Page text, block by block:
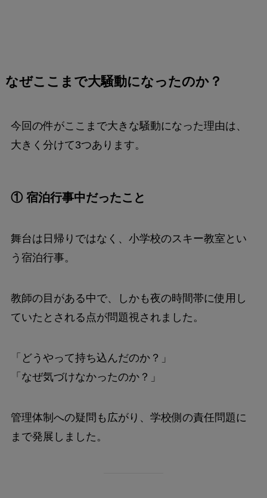
なぜここまで大騒動になったのか？
今回の件がここまで大きな騒動になった理由は、
大きく分けて3つあります。
① 宿泊行事中だったこと
舞台は日帰りではなく、小学校のスキー教室とい
う宿泊行事。
教師の目がある中で、しかも夜の時間帯に使用し
ていたとされる点が問題視されました。
「どうやって持ち込んだのか？」
「なぜ気づけなかったのか？」
管理体制への疑問も広がり、学校側の責任問題に
まで発展しました。